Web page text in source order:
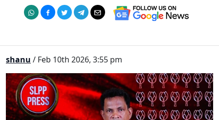
shanu / Feb 10th 2026, 3:55 pm